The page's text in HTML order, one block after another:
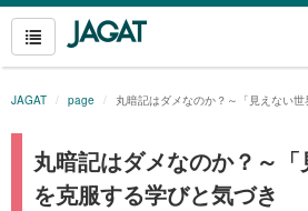
JAGAT page 丸暗記はダメなのか？～「見えない
丸暗記はダメなのか？～「
を克服する学びと気づき